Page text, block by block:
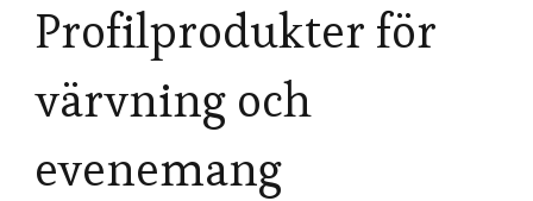
Profilprodukter för
värvning och
evenemang